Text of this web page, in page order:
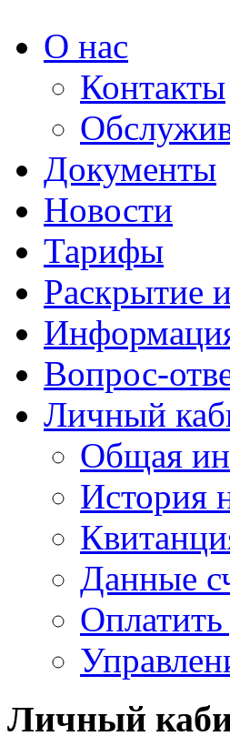
О нас
Контакты
Документы
Новости
Тарифы
Раскрытие
Вопрос-
Личный
Общая
История
Данные
Оплатить
Личный